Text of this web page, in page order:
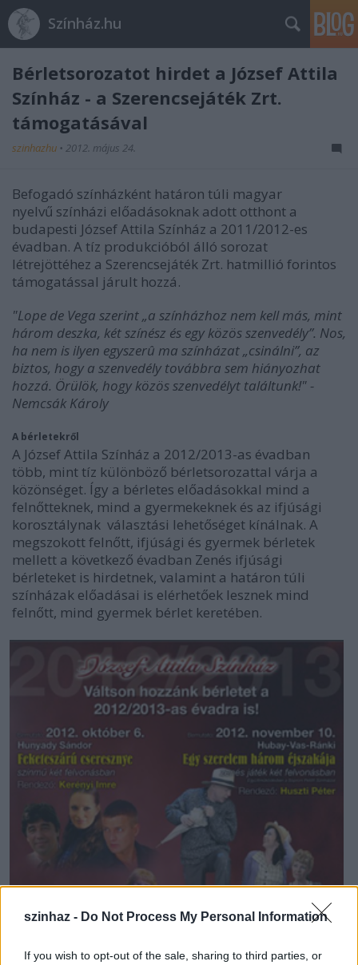
szinhaz - Do Not Process My Personal Information
If you wish to opt-out of the sale, sharing to third parties, or
Színház.hu
Bérletsorozatot hirdet a József Attila
Színház - a Szerencsejáték Zrt.
támogatásával
szinhazhu • 2012. május 24.
Befogadó színházként határon túli magyar
nyelvű színházi előadásoknak adott otthont a
budapesti József Attila Színház a 2011/2012-es
évadban. A tíz produkcióból álló sorozat
létrejöttéhez a Szerencsejáték Zrt. hatmillió forintos
támogatással járult hozzá.
"Lope de Vega szerint „a színházhoz nem kell más, mint
három deszka, két színész és egy közös szenvedély”. Nos,
ha nem is ilyen egyszerû ma színházat „csinálni”, az
biztos, hogy a szenvedély továbbra sem hiányozhat
hozzá. Örülök, hogy közös szenvedélyt találtunk!" -
Nemcsák Károly
A bérletekről
A József Attila Színház a 2012/2013-as évadban
több, mint tíz különböző bérletsorozattal várja a
közönséget. Így a bérletes előadásokkal mind a
felnőtteknek, mind a gyermekeknek és az ifjúsági
korosztálynak választási lehetőséget kínálnak. A
megszokott felnőtt, ifjúsági és gyermek bérletek
mellett a következő évadban Zenés ifjúsági
bérleteket is hirdetnek, valamint a határon túli
színházak előadásai is elérhetőek lesznek mind
felnőtt, mind gyermek bérlet keretében.